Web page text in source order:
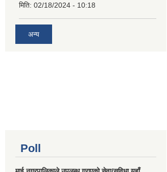
मिति: 02/18/2024 - 10:18
अन्य
Poll